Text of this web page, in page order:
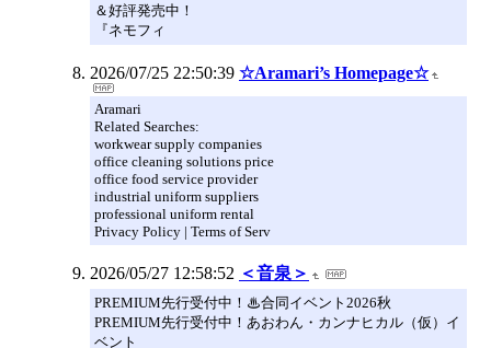
＆好評発売中！
『ネモフィ
2026/07/25 22:50:39 ☆Aramari’s Homepage☆
Aramari
Related Searches:
workwear supply companies
office cleaning solutions price
office food service provider
industrial uniform suppliers
professional uniform rental
Privacy Policy | Terms of Serv
2026/05/27 12:58:52 ＜音泉＞
PREMIUM先行受付中！♨合同イベント2026秋
PREMIUM先行受付中！あおわん・カンナヒカル（仮）イ
ベント